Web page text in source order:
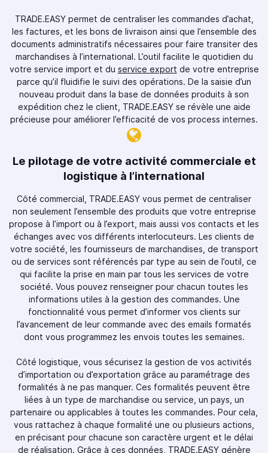
TRADE.EASY permet de centraliser les commandes d’achat,
les factures, et les bons de livraison ainsi que l’ensemble des
documents administratifs nécessaires pour faire transiter des
marchandises à l’international. L’outil facilite le quotidien du
votre service import et du service export de votre entreprise
parce qu’il fluidifie le suivi des opérations. De la saisie d’un
nouveau produit dans la base de données produits à son
expédition chez le client, TRADE.EASY se révèle une aide
précieuse pour améliorer l’efficacité de vos process internes.
Le pilotage de votre activité commerciale et
logistique à l’international
Côté commercial, TRADE.EASY vous permet de centraliser
non seulement l’ensemble des produits que votre entreprise
propose à l’import ou à l’export, mais aussi vos contacts et les
échanges avec vos différents interlocuteurs. Les clients de
votre société, les fournisseurs de marchandises, de transport
ou de services sont référencés par type au sein de l’outil, ce
qui facilite la prise en main par tous les services de votre
société. Vous pouvez renseigner pour chacun toutes les
informations utiles à la gestion des commandes. Une
fonctionnalité vous permet d’informer vos clients sur
l’avancement de leur commande avec des emails formatés
dont vous programmez les envois toutes les semaines.
Côté logistique, vous sécurisez la gestion de vos activités
d’importation ou d’exportation grâce au paramétrage des
formalités à ne pas manquer. Ces formalités peuvent être
liées à un type de marchandise ou service, un pays, un
partenaire ou applicables à toutes les commandes. Pour cela,
vous rattachez à chaque formalité une ou plusieurs actions,
en précisant pour chacune son caractère urgent et le délai
de réalisation. Grâce à ces données, TRADE.EASY génère